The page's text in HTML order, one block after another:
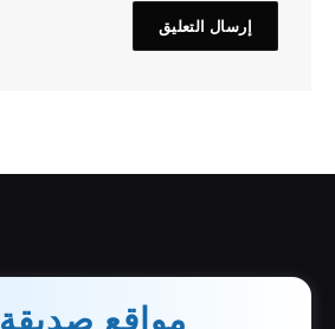
مواقع صديقة